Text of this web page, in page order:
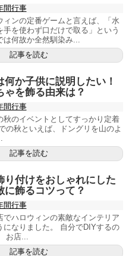
間行事
ィンの定番ゲームと言えば、「水
手を使わず口だけで取る」という
何故か全然馴染み...
記事を読む
か子供に説明したい！
ゃを飾る由来は？
間行事
秋のイベントとしてすっかり定着
の秋といえば、ドングリを山のよ
記事を読む
り付けをおしゃれにした
に飾るコツって？
間行事
でハロウィンの素敵なインテリア
になりました。 自分でDIYするの
お店...
記事を読む